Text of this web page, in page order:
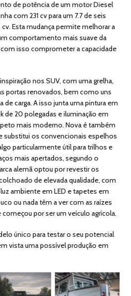
de potência de um motor Diesel
com 231 cv para um 7.7 de seis
Esta mudança permite melhorar a
comportamento mais suave da
isso comprometer a capacidade
nos SUV, com uma grelha,
portas renovados, bem como uns
de carga. A isso junta uma pintura em
de 20 polegadas e iluminação em
mais moderno. Nova é também
substitui os convencionais espelhos
particularmente útil para trilhos e
mais apertados, segundo o
alemã optou por revestir os
de elevada qualidade, com
ambiente em LED e tapetes em
ou nada têm a ver com as raízes
por ser um veículo agrícola.
único para testar o seu potencial
vista uma possível produção em